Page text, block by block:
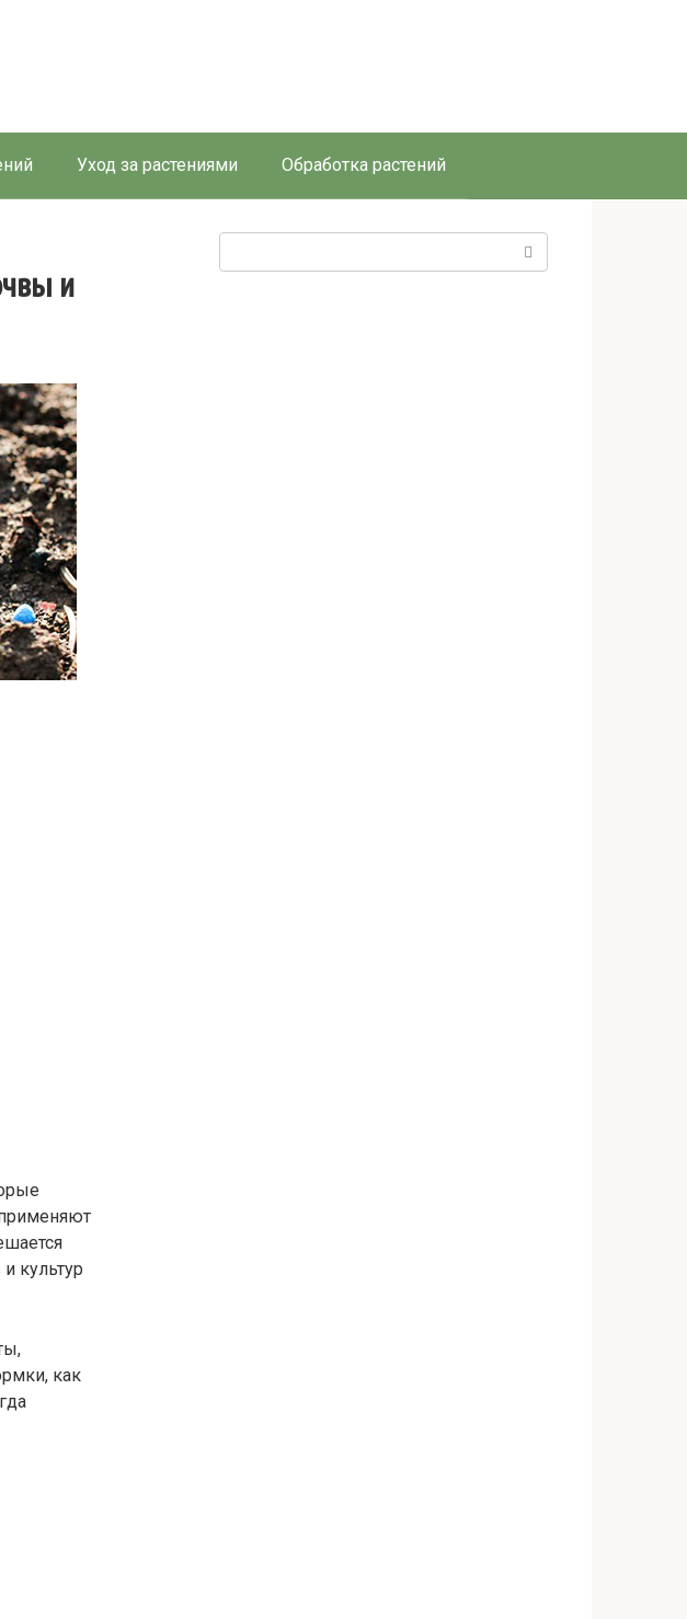
Уход за растениями Обработка растений
и
культур
как